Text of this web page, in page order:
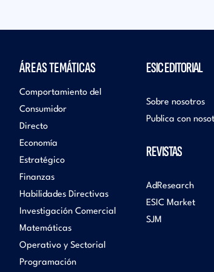
ÁREAS TEMÁTICAS
Comportamiento del
Consumidor
Directo
Economía
Estratégico
Finanzas
Habilidades Directivas
Investigación Comercial
Matemáticas
Operativo y Sectorial
Programación
ESIC EDITORIAL
Sobre nosotros
Publica con
REVISTAS
AdResearch
ESIC Market
SJM